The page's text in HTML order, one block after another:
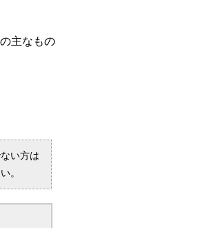
主なもの
い方は
。